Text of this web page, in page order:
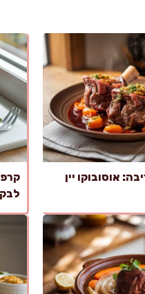
אוסובוקו יין